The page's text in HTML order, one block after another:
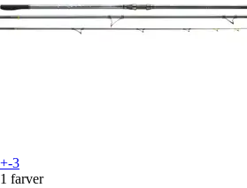
+-3
1 farver